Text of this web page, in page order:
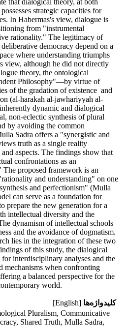
strategic capacities for
In Habermas's view, dialogue is
from "instrumental
rationality." The legitimacy of
democracy depend on a
where understanding triumphs
view, although he did not directly
theory, the ontological
Philosophy"—by virtue of
of the gradation of existence and
(al-harakah al-jawhariyyah al-
dynamic and dialogical
non-eclectic synthesis of plural
by avoiding the common
Sadra offers a "synergistic and
truth as a single reality
aspects. The findings show that
confrontations as an
proposed framework is an
and understanding" on one
and perfectionism" (Mulla
can serve as a foundation for
prepare the new generation for a
intellectual diversity and the
dynamism of intellectual schools
and the avoidance of dogmatism.
lies in the integration of these two
of this study, the dialogical
interdisciplinary analyses and the
mechanisms when confronting
a balanced perspective for the
world.
کلیدواژه‌ها [English]
Pluralism, ‎Communicative
‎Shared Truth, Mulla ‎Sadra,